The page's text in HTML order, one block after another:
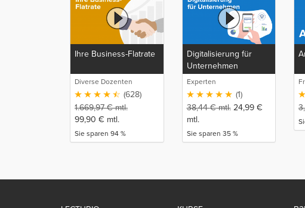
Ihre Business-Flatrate
Diverse Dozenten
(628)
1.669,97€mtl.
99,90 € mtl.
Sie sparen 94 %
Digitalisierung für
Unternehmen
Experten
(1)
38,44€mtl. 24,99 €
mtl.
Sie sparen 35 %